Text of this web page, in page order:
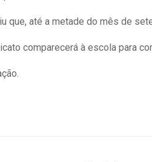
que, até a metade do mês de
comparecerá à escola para